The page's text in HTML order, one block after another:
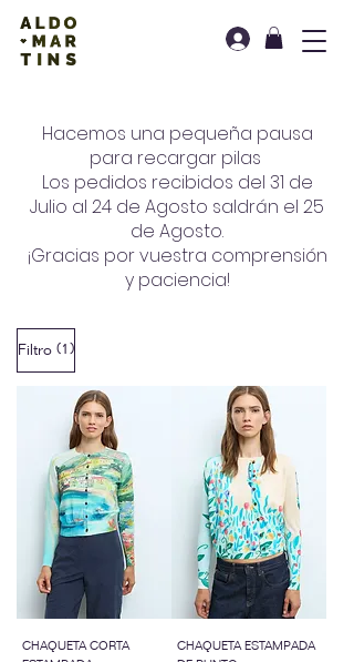
Hacemos una pequeña pausa
para recargar pilas
Los pedidos recibidos del 31 de
Julio al 24 de Agosto saldrán el 25
de Agosto.
¡Gracias por vuestra comprensión
y paciencia!
Filtro (1)
CHAQUETA CORTA
CHAQUETA ESTAMPADA